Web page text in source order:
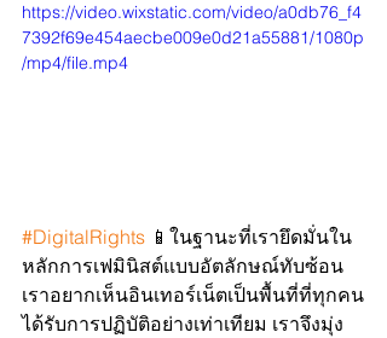
https://video.wixstatic.com/video/a0db76_f4
7392f69e454aecbe009e0d21a55881/1080p
/mp4/file.mp4
#DigitalRights 📱ในฐานะที่เรายึดมั่นใน
หลักการเฟมินิสต์แบบอัตลักษณ์ทับซ้อน
เราอยากเห็นอินเทอร์เน็ตเป็นพื้นที่ที่ทุกคน
ได้รับการปฏิบัติอย่างเท่าเทียม เราจึงมุ่ง